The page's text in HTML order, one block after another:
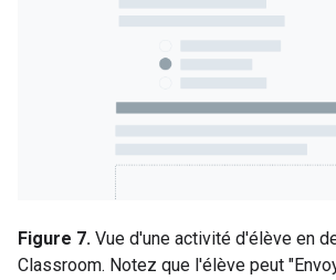
Figure 7. Vue d'une activité d'élève en
Classroom. Notez que l'élève peut